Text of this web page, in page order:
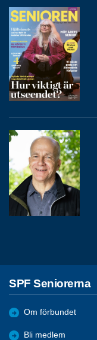
SPF Seniorerna
Om förbundet
Bli medlem